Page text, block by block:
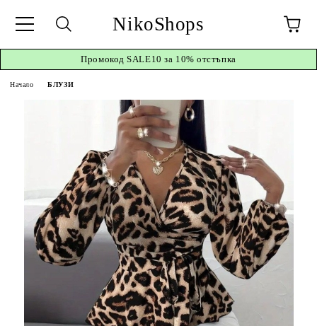
NikoShops
ПромокодSALE10 за 10% отстъпка
Начало БЛУЗИ